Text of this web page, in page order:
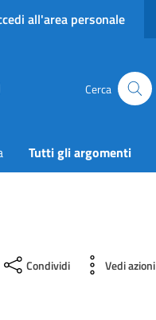
all'area personale
Cerca
Tutti gli argomenti
Condividi Vedi azioni